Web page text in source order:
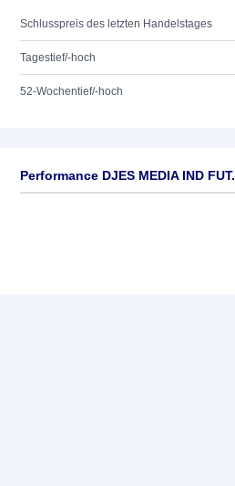
Schlusspreis des letzten Handelstages
Tagestief/-hoch
52-Wochentief/-hoch
Performance DJES MEDIA IND FUT.